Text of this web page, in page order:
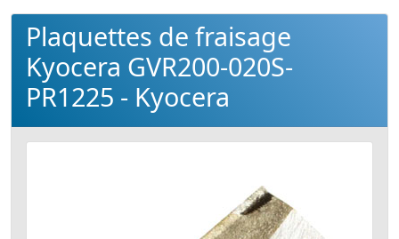
Plaquettes de fraisage
Kyocera GVR200-020S-
PR1225 - Kyocera